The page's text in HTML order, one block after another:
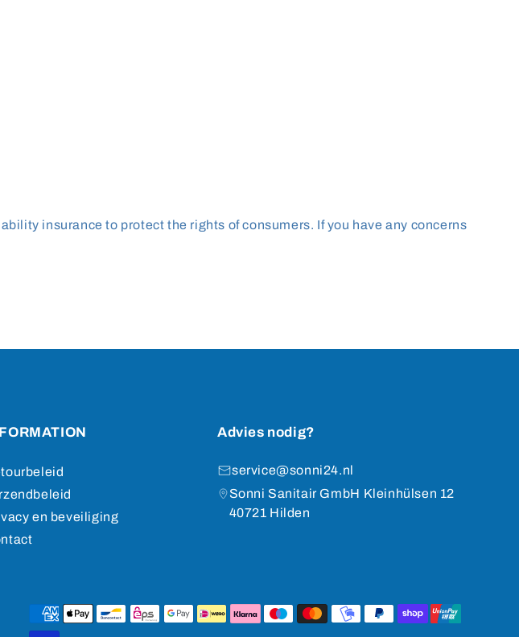
insurance to protect the rights of consumers. If you have any concerns
en beveiliging
Advies nodig?
service@sonni24.nl
Sonni Sanitair GmbH Kleinhülsen 12
40721 Hilden